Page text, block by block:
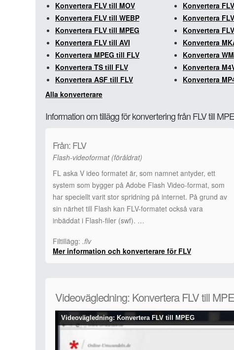
Konvertera FLV till MOV Konvertera
Konvertera FLV till WEBP
Konvertera
Konvertera FLV till MPEG
Konvertera
Konvertera FLV till AVI
Konvertera
Konvertera MPEG till FLV
Konvertera
Konvertera TS till FLV
Konvertera
Konvertera ASF till FLV
Konvertera
Alla konverterare
Information om tillägg för konvertering från FLV till
Från: FLV
Flash-videoformat (föråldrat)
FL aska V ideo formatet är, som namnet antyder, ett
system som bygger på Adobe Flash Video-format, som
har speciellt varit stor spridning på internet. På grund av
sin närhet till Flash kan FLV-formatet också vara
inbäddat i Flash-filer (swf). …
Filtillägg: .flv
Mer information och konverterare för FLV
Videovägledning: Konvertera FLV till
Videovägledning: Konvertera FLV till MPEG